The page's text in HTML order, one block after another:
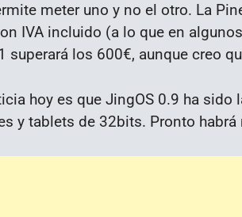
meter uno y no el otro. La
IVA incluido (a lo que en
superará los 600€, aunque creo
hoy es que JingOS 0.9 ha sido
y tablets de 32bits. Pronto